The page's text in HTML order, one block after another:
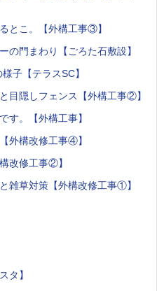
とこ。【外構工事③】
の門まわり【ごろた石敷設】
子【テラスSC】
目隠しフェンス【外構工事②】
す。【外構工事】
外構改修工事④】
改修工事②】
雑草対策【外構改修工事①】
タ】